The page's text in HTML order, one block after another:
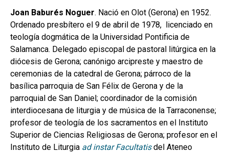
Joan Baburés Noguer. Nació en Olot (Gerona) en 1952.
Ordenado presbítero el 9 de abril de 1978, licenciado en
teología dogmática de la Universidad Pontificia de
Salamanca. Delegado episcopal de pastoral litúrgica en la
diócesis de Gerona; canónigo arcipreste y maestro de
ceremonias de la catedral de Gerona; párroco de la
basílica parroquia de San Félix de Gerona y de la
parroquial de San Daniel; coordinador de la comisión
interdiocesana de liturgia y de música de la Tarraconense;
profesor de teología de los sacramentos en el Instituto
Superior de Ciencias Religiosas de Gerona; profesor en el
Instituto de Liturgia ad instar Facultatisdel Ateneo